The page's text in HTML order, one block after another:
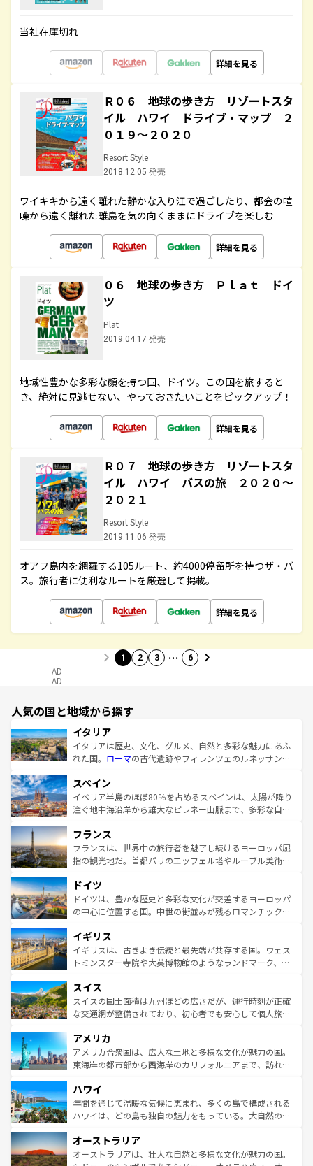
当社在庫切れ
詳細を見る
Ｒ０６ 地球の歩き方 リゾートスタ
イル ハワイ ドライブ・マップ ２
０１９～２０２０
Resort Style
2018.12.05 発売
ワイキキから遠く離れた静かな入り江で過ごしたり、都会の喧
噪から遠く離れた離島を気の向くままにドライブを楽しむ
詳細を見る
０６ 地球の歩き方 Ｐｌａｔ ドイ
ツ
Plat
2019.04.17 発売
地域性豊かな多彩な顔を持つ国、ドイツ。この国を旅すると
き、絶対に見逃せない、やっておきたいことをピックアップ！
詳細を見る
Ｒ０７ 地球の歩き方 リゾートスタ
イル ハワイ バスの旅 ２０２０～
２０２１
Resort Style
2019.11.06 発売
オアフ島内を網羅する105ルート、約4000停留所を持つザ・バ
ス。旅行者に便利なルートを厳選して掲載。
詳細を見る
1 2 3 … 6
AD
AD
人気の国と地域から探す
イタリア
イタリアは歴史、文化、グルメ、自然と多彩な魅力にあふ
れた国。 ローマの古代遺跡やフィレンツェのルネッサンス
ろん、トスカーナの美しい田園風景やアマルフィ海岸の絶
景など、自然景観も見逃せない。観光の合間には、本場の
ピザやパスタなど、絶品のイタリア料理を堪能することも
ませてくれるイタリアで、忘れられない旅をしてみよう！
なお、新着のイタリア情報はコンテンツ一覧 を参照してほ
しい。
スペイン
イベリア半島のほぼ80％を占めるスペインは、太陽が降り
注ぐ地中海沿岸から雄大なピレネー山脈まで、多彩な自然
文化が根付くこの国では、情熱的なフラメンコ、熱気あふ
れる闘牛、そして美味しいタパスが生活の一部となってい
る。首都マドリードの洗練された雰囲気や、バルセロナの
の城塞都市、穏やかなビーチリゾートまで多彩な表情を見
せる。地方によって風土や気候が異なるスペインはその個
性で訪れる人を魅了する。 なお、新着のスペイン情報はコ
フランス
フランスは、世界中の旅行者を魅了し続けるヨーロッパ屈
指の観光地だ。首都パリのエッフェル塔やルーブル美術館
で、幅広い魅力が詰まっている。華麗な宮殿、歴史的な大
聖堂、美しいビーチ、そして豊かな自然が、訪れる者を心
から魅了する。また、フランスは美食の国としても知ら
いる。シャンパンの発祥地であるランス、プロヴァンスの
香り高いラベンダー畑など、多彩な楽しみ方が可能だ。さ
らに、パリ以外の地域にも魅力が溢れており、どの街角に
れる地方に足を運ぶとそれぞれで全く異なる文化を体験で
きるだろう。 なお、新着のフランス情報はコンテンツ一覧
を参照してほしい。
ドイツ
ドイツは、豊かな歴史と多彩な文化が交差するヨーロッパ
の中心に位置する国。中世の街並みが残るロマンチック街
顔を持つこの国は、どこを歩いても飽きることがない。ベ
ルリンの文化的活気、バイエルン州のアルプスの絶景、そ
してライン川沿いのワイン畑といった風景は必見。ビール
は、お酒好きな人にはぜひ体験してほしい。 なお、新着の
ドイツ情報はコンテンツ一覧を参照してほしい。
イギリス
イギリスは、古きよき伝統と最先端が共存する国。ウェス
トミンスター寺院や大英博物館のようなランドマーク、歴
リアごとに異なる魅力がある。また、優雅なアフタヌーン
ティー、ビール好きにはたまらない英国パブ、サッカー観
戦など、本場だからこそできる体験も豊富。イギリスを旅
ンツ一覧を参照してほしい。
スイス
スイスの国土面積は九州ほどの広さだが、運行時刻が正確
な交通網が整備されており、初心者でも安心して個人旅行
の建物がそのまま残る町や、スイスならではのユニークな
博物館もあり、アルプス観光だけでなく町歩きも満喫する
ことができる。国民の所得が高いため物価も高いが、旅行
ば市内交通費無料で観光を楽しむこともできる。 なお、新
着のスイス情報はコンテンツ一覧 を参照してほしい。
アメリカ
アメリカ合衆国は、広大な土地と多様な文化が魅力の国。
東海岸の都市部から西海岸のカリフォルニアまで、訪れる
のような巨大都市は、観光、ショッピング、エンターテイ
ンメントが詰まった刺激的なスポットだ。一方、アメリカ
西部には大自然が広がり、グランドキャニオンやイエロー
部のニューオーリンズでは、音楽と美食が融合した独特の
文化が魅力。旅行者はアメリカの各地域で異なる魅力を楽
ハワイ
年間を通じて温暖な気候に恵まれ、多くの島で構成される
ハワイは、どの島も独自の魅力をもっている。大自然の神
ワイ島は見逃せない。また、定番の観光地といえばオアフ
島だが、静かな自然を求めるならマウイ島やカウアイ島が
オーストラリア
オーストラリアは、壮大な自然と多様な文化が魅力の国。